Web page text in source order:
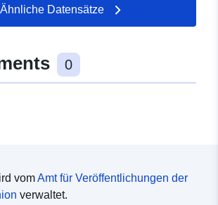
Ähnliche Datensätze
0
vomAmt für Veröffentlichungen der
verwaltet.